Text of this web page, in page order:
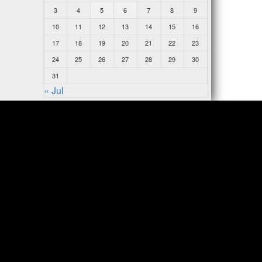
3
4 5 6 7 8
9
10
11 12 13 14 15
16
17
18 19 20 21 22
23
24
25 26 27 28 29
30
31
« Jul